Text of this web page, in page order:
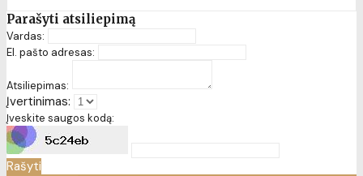
Parašyti atsiliepimą
Vardas:
El. pašto adresas:
Atsiliepimas:
Įvertinimas:
Įveskite saugos kodą:
Rašyti